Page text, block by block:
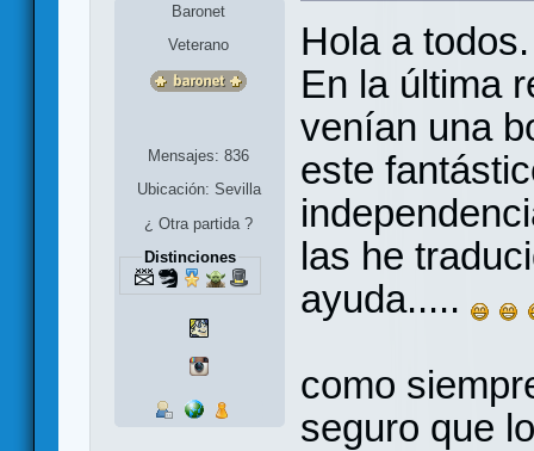
Baronet
Veterano
Mensajes: 836
Ubicación: Sevilla
¿ Otra partida ?
Distinciones
Hola a todos.
En la última
venían una
este
las he
ayuda.....
como
seguro que